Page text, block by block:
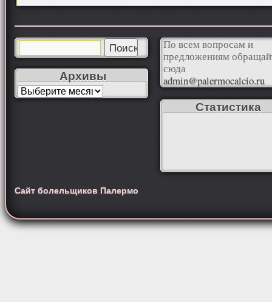
Архивы
По всем вопросам и
предложениям
сюда
admin@palermocalcio.ru
Статистика
Сайт болельщиков Палермо